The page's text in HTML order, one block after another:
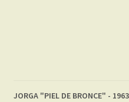
JORGA "PIEL DE BRONCE" -